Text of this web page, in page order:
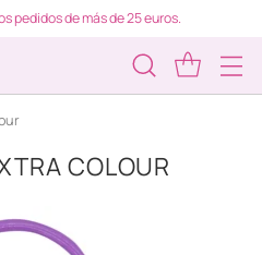
pedidos de más de 25 euros.
COLOUR